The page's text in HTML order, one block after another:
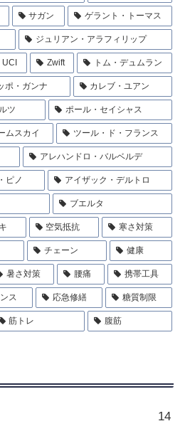
サガン ゲラント・トーマス
ジュリアン・アラフィリップ
UCI Zwift トム・デュムラン
ポ・ガンナ カレブ・ユアン
ツ ポール・セイシャス
ムスカイ ツール・ド・フランス
アレハンドロ・バルベルデ
ピノ アイザック・デルトロ
ブエルタ
空気抵抗 寒さ対策
チェーン 健康
暑さ対策 腰痛 携帯工具
ス 応急修繕 糖質制限
筋トレ 腹筋
14